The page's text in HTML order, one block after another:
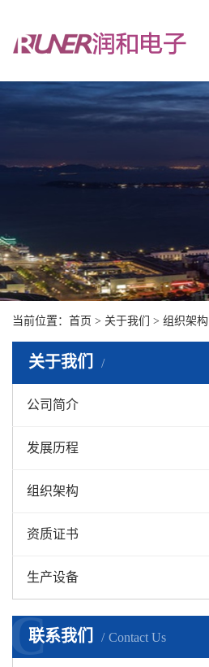
当前位置： 首页 > 关于我们 > 组织架构
关于我们
公司简介
发展历程
组织架构
资质证书
生产设备
联系我们 Contact Us
C